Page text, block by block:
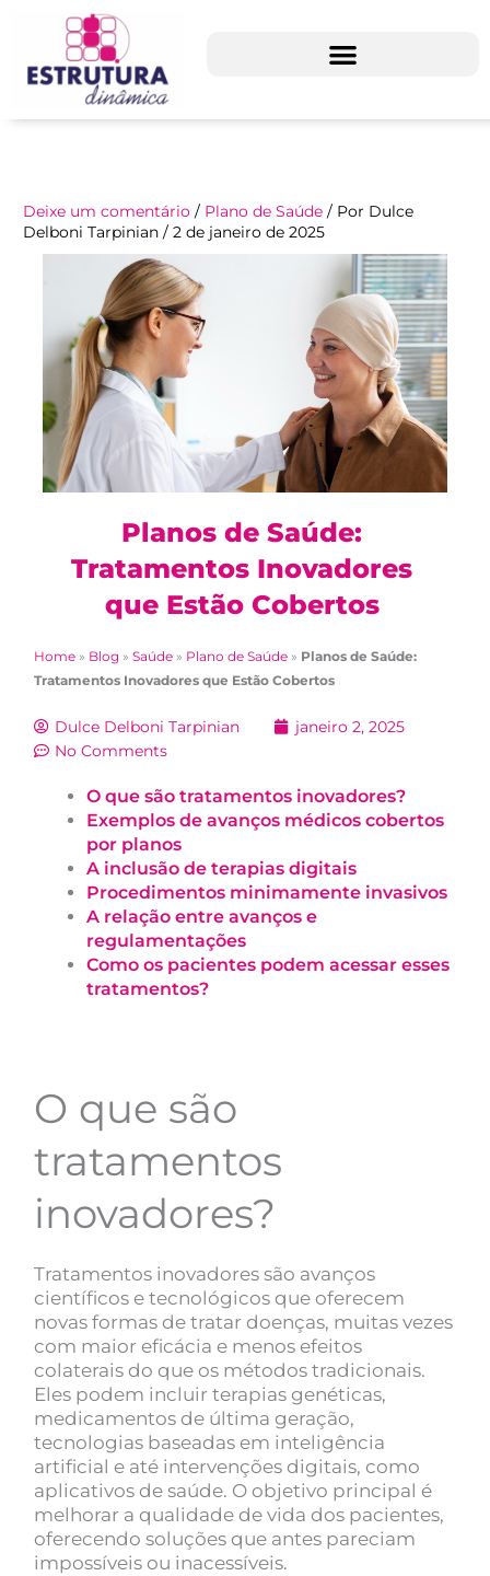
conteúdo
Deixe um comentário / Plano de Saúde / Por Dulce
Delboni Tarpinian/2 de janeiro de 2025
Planos de Saúde:
Tratamentos Inovadores
que Estão Cobertos
Home » Blog »Saúde » Plano de Saúde » Planos de Saúde:
Tratamentos Inovadores que Estão Cobertos
Dulce Delboni Tarpinian
janeiro 2, 2025
No Comments
O que são tratamentos inovadores?
Exemplos de avanços médicos cobertos
por planos
A inclusão de terapias digitais
Procedimentos minimamente invasivos
A relação entre avanços e
regulamentações
Como os pacientes podem acessar esses
tratamentos?
O que são
tratamentos
inovadores?
Tratamentos inovadores são avanços
científicos e tecnológicos que oferecem
novas formas de tratar doenças, muitas vezes
com maior eficácia e menos efeitos
colaterais do que os métodos tradicionais.
Eles podem incluir terapias genéticas,
medicamentos de última geração,
tecnologias baseadas em inteligência
artificial e até intervenções digitais, como
aplicativos de saúde. O objetivo principal é
melhorar a qualidade de vida dos pacientes,
oferecendo soluções que antes pareciam
impossíveis ou inacessíveis.